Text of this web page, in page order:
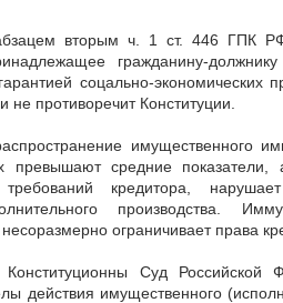
вторым ч. 1 ст. 446 ГПК
гражданину-
соцально-
не противоречит Конституции.
имущественного
превышают средние показатели,
требований кредитора,
производства.
ограничивает права
Суд Российской
действия имущественного